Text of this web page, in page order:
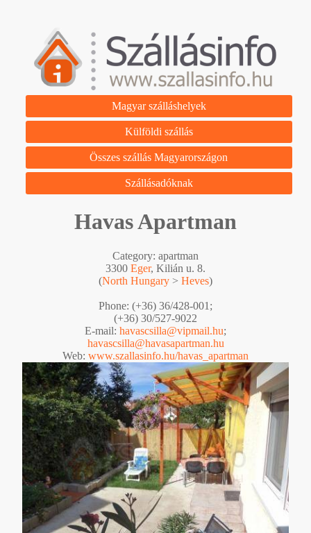
Magyar szálláshelyek
Külföldi szállás
Összes szállás Magyarországon
Szállásadóknak
Havas Apartman
Category: apartman
3300 Eger, Kilián u. 8.
(North Hungary > Heves)
Phone: (+36) 36/428-001;
(+36) 30/527-9022
E-mail: havascsilla@vipmail.hu;
havascsilla@havasapartman.hu
Web: www.szallasinfo.hu/havas_apartman